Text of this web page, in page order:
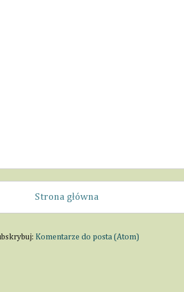
Strona główna
Komentarze do posta (Atom)